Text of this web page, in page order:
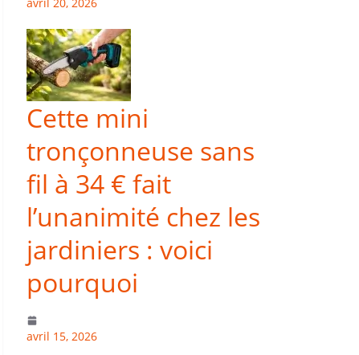
Cette mini
tronçonneuse sans
fil à 34 € fait
l’unanimité chez les
jardiniers : voici
pourquoi
avril 15, 2026